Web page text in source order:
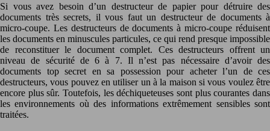
Si vous avez besoin d’un destructeur de papier pour détruire des
documents très secrets, il vous faut un destructeur de documents à
micro-coupe. Les destructeurs de documents à micro-coupe réduisent
les documents en minuscules particules, ce qui rend presque impossible
de reconstituer le document complet. Ces destructeurs offrent un
niveau de sécurité de 6 à 7. Il n’est pas nécessaire d’avoir des
documents top secret en sa possession pour acheter l’un de ces
destructeurs, vous pouvez en utiliser un à la maison si vous voulez être
encore plus sûr. Toutefois, les déchiqueteuses sont plus courantes dans
les environnements où des informations extrêmement sensibles sont
traitées.